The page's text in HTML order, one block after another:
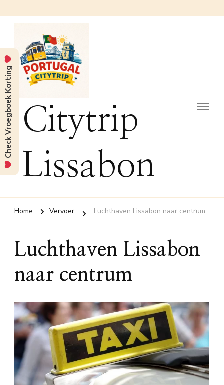
Citytrip
Lissabon
Home Vervoer Luchthaven Lissabon naar centrum
Luchthaven Lissabon
naar centrum
Check Vroegboek Korting